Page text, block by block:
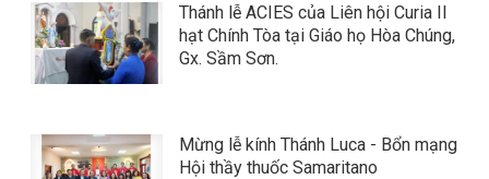
Thánh lễ ACIES của Liên hội Curia II
hạt Chính Tòa tại Giáo họ Hòa Chúng,
Gx. Sầm Sơn.
Mừng lễ kính Thánh Luca - Bổn mạng
Hội thầy thuốc Samaritano